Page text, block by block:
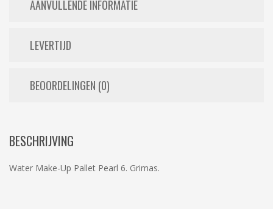
AANVULLENDE INFORMATIE
LEVERTIJD
BEOORDELINGEN (0)
BESCHRIJVING
Water Make-Up Pallet Pearl 6. Grimas.